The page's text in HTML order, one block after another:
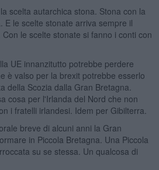
scelta autarchica stona. Stona con la
E le scelte stonate arriva sempre il
le scelte stonate si fanno i conti con
UE innanzitutto potrebbe perdere
è valso per la brexit potrebbe esserlo
della Scozia dalla Gran Bretagna.
cosa per l'Irlanda del Nord che non
i fratelli irlandesi. Idem per Gibilterra.
breve di alcuni anni la Gran
in Piccola Bretagna. Una Piccola
su se stessa. Un qualcosa di